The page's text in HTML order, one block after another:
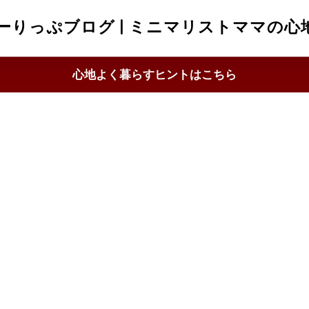
りっぷブログ | ミニマリストママの心
心地よく暮らすヒントはこちら